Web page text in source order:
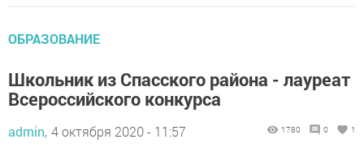
ОБРАЗОВАНИЕ
Школьник из Спасского района - лауреат
Всероссийского конкурса
admin, 4 октября 2020 - 11:57 1780 0 1